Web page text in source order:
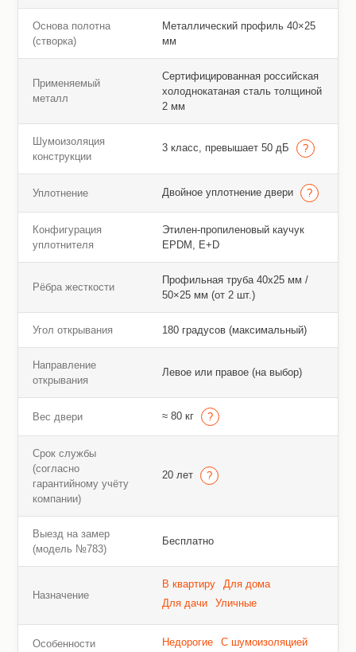
Основа полотна
(створка)
Металлический профиль 40×25
мм
Применяемый
металл
Сертифицированная российская
холоднокатаная сталь толщиной
2 мм
Шумоизоляция
конструкции
3 класс, превышает 50 дБ
Уплотнение Двойное уплотнение двери
Конфигурация
уплотнителя
Этилен-пропиленовый каучук
EPDM, E+D
Рёбра жесткости
Профильная труба 40х25 мм /
50×25 мм (от 2 шт.)
Угол открывания 180 градусов (максимальный)
Направление
открывания
Левое или правое (на выбор)
Вес двери ≈ 80 кг
Срок службы
(согласно
гарантийному учёту
компании)
20 лет
Выезд на замер
(модель №783)
Бесплатно
Назначение
В квартиру
Для дома
Для дачи
Уличные
Особенности Недорогие С шумоизоляцией